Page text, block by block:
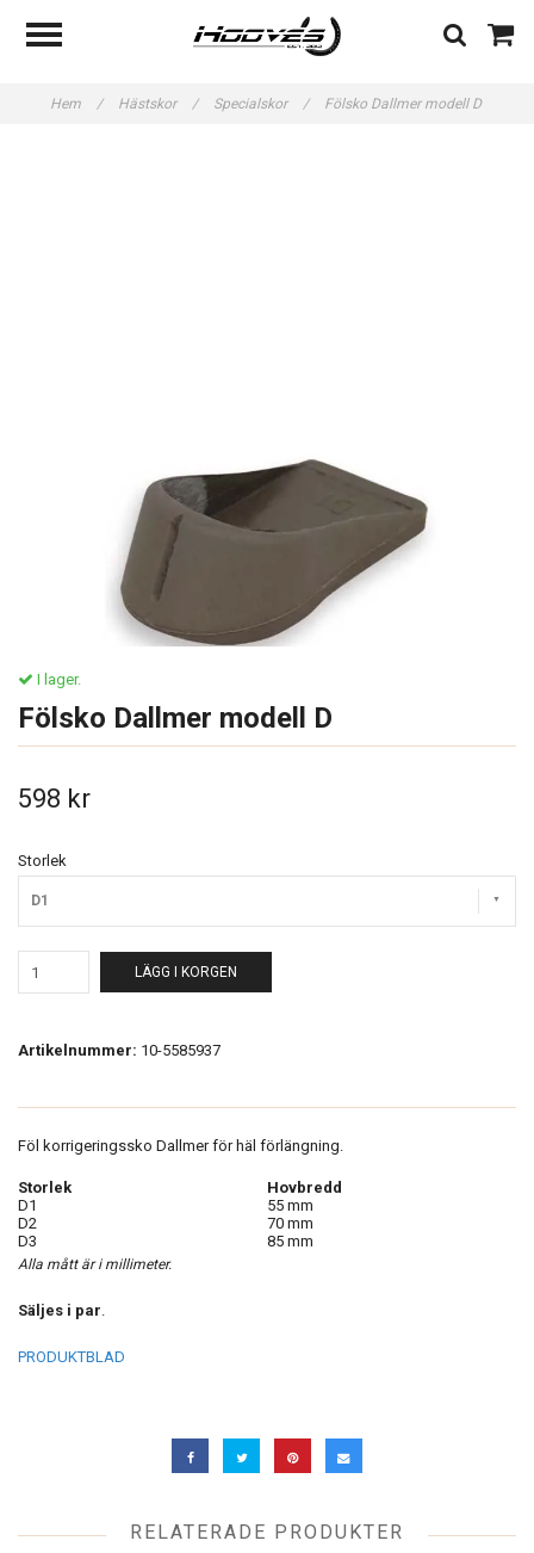
Hem / Hästskor / Specialskor / Fölsko Dallmer modell D
I lager.
Fölsko Dallmer modell D
598 kr
Storlek
D1
LÄGG I KORGEN
Artikelnummer: 10-5585937
Föl korrigeringssko Dallmer för häl förlängning.
Storlek
Hovbredd
D1
55 mm
D2
70 mm
D3
85 mm
Alla mått är i millimeter.
Säljes i par.
PRODUKTBLAD
RELATERADE PRODUKTER